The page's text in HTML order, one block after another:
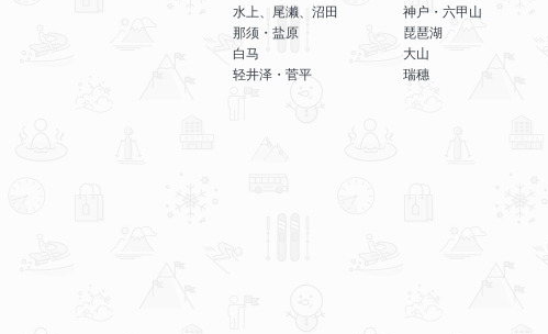
水上、尾濑、沼田
那须・盐原
白马
轻井泽・菅平
神户・六甲山
琵琶湖
大山
瑞穗